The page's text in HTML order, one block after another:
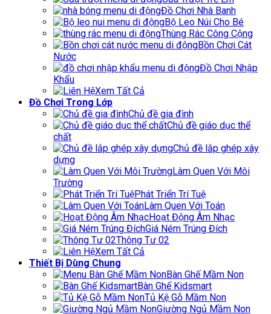
Đồ Chơi Nhà Banh
Bộ Leo Núi Cho Bé
Thùng Rác Công Cộng
Bồn Chơi Cát
Nước
Đồ Chơi Nhập
Khẩu
Xem Tất Cả
Đồ Chơi Trong Lớp
Chủ đề gia đình
Chủ đề giáo dục thể
chất
Chủ đề lắp ghép xây
dựng
Làm Quen Với Môi
Trường
Phát Triển Trí Tuệ
Làm Quen Với Toán
Hoạt Động Âm Nhạc
Giá Ném Trúng Đích
Thông Tư 02
Xem Tất Cả
Thiết Bị Dùng Chung
Bàn Ghế Mầm Non
Bàn Ghế Kidsmart
Tủ Kệ Gỗ Mầm Non
Giường Ngủ Mầm Non